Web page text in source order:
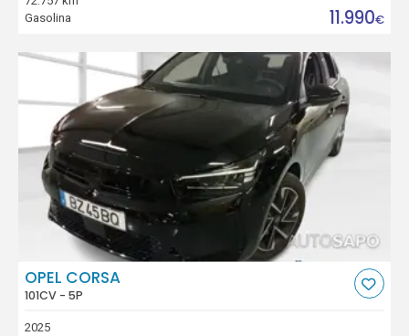
Gasolina
11.990€
OPEL CORSA
101CV - 5P
2025